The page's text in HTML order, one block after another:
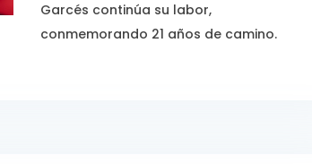
Garcés continúa su labor,
conmemorando 21 años de camino.